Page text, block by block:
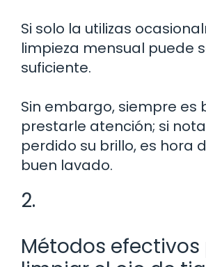
Si solo la utilizas
limpieza mensual puede
suficiente.
Sin embargo, siempre es
prestarle atención; si
perdido su brillo, es hora
buen lavado.
2.
Métodos efectivos